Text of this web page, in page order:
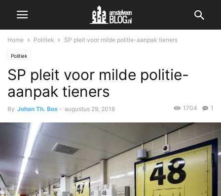
Home Politiek SP pleit voor milde politie-aanpak tieners
Politiek
SP pleit voor milde politie-
aanpak tieners
By Johan Th. Bos - augustus 29, 2018 1
1704